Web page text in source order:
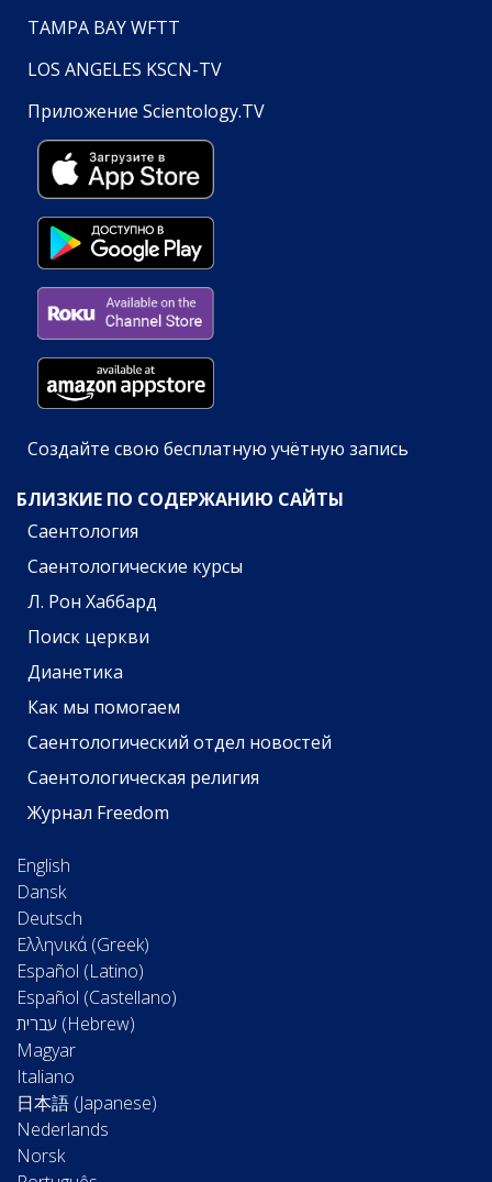
TAMPA BAY WFTT
LOS ANGELES KSCN-TV
Приложение Scientology.TV
Создайте свою бесплатную учётную запись
БЛИЗКИЕ ПО СОДЕРЖАНИЮ САЙТЫ
Саентология
Саентологические курсы
Л. Рон Хаббард
Поиск церкви
Дианетика
Как мы помогаем
Саентологический отдел новостей
Саентологическая религия
Журнал Freedom
English
Dansk
Deutsch
Ελληνικά (Greek)
Español (Latino)
Español (Castellano)
Magyar
Italiano
日本語 (Japanese)
Nederlands
Norsk